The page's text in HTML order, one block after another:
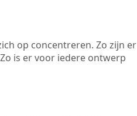
op concentreren. Zo zijn er
is er voor iedere ontwerp